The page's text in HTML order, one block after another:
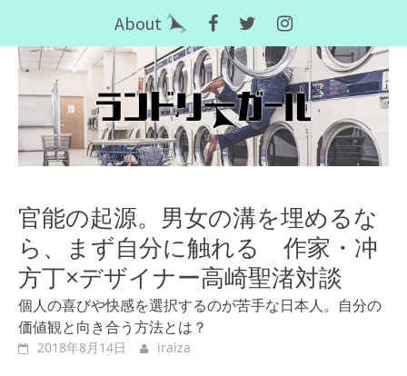
content
About
官能の起源。男女の溝を埋めるな
ら、まず自分に触れる 作家・冲
方丁×デザイナー高崎聖渚対談
個人の喜びや快感を選択するのが苦手な日本人。自分の
価値観と向き合う方法とは？
2018年8月14日 iraiza